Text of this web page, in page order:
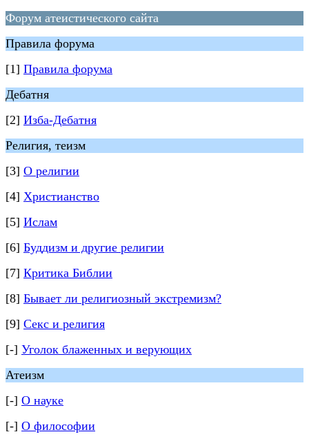
Форум атеистического сайта
Правила форума
[1] Правила форума
Дебатня
[2] Изба-Дебатня
Религия, теизм
[3] О религии
[4] Христианство
[5] Ислам
[6] Буддизм и другие религии
[7] Критика Библии
[8] Бывает ли религиозный экстремизм?
[9] Секс и религия
[-] Уголок блаженных и верующих
Атеизм
[-] О науке
[-] О философии